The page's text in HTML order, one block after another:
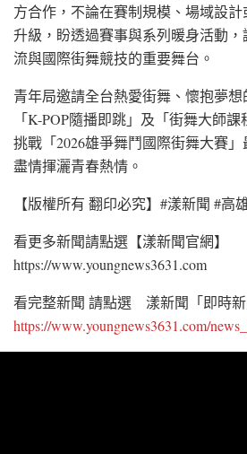
方合作，不論在賽制規模、場域設
升級，盼透過賽事與系列暖身活動
流與國際街舞競技的重要舞台。
青年局邀請全台熱愛街舞、懷抱夢
「K-POP隨播即跳」及「街舞大師
挑戰「2026雄爭舞鬥國際街舞大賽
盡情揮灑青春熱情。
【版權所有 翻印必究】#漾新聞 #高
看更多新聞請點選【漾新聞官網】
https://www.youngnews3631.com
看完整新聞 請點選 漾新聞「即時
https://www.youngnews3631.com/